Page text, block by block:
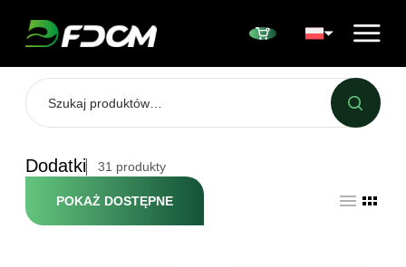
Dodatki 31 produkty
POKAŻ DOSTĘPNE